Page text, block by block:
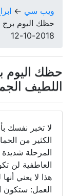
ويب سي ←
حظك اليوم برج
2018-10-12
حظك اليوم
اللطيف الجمعة
لا تخبر نفسك
الكثير من
المرحلة
العاطفية لن
هذا لا يعني
العمل: ستكون